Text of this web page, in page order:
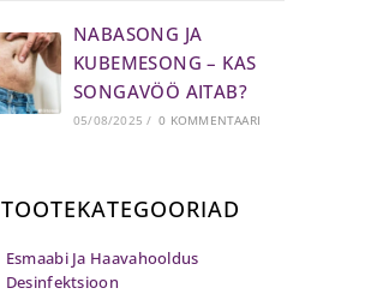
NABASONG JA
KUBEMESONG – KAS
SONGAVÖÖ AITAB?
05/08/2025 / 0 KOMMENTAARI
TOOTEKATEGOORIAD
Esmaabi Ja Haavahooldus
Desinfektsioon